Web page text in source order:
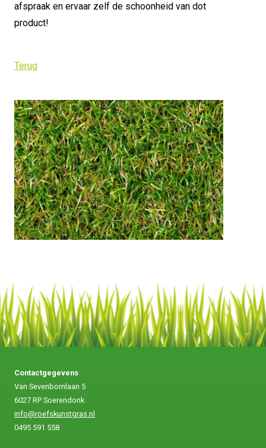
afspraak en ervaar zelf de schoonheid van dot
product!
Terug
Contactgegevens
Van Sevenbornlaan 5
6027 RP Soerendonk
info@roefskunstgras.nl
0495 591 558